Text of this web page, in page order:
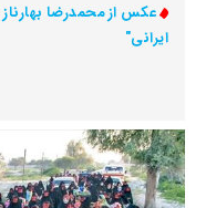
عکس از محمدرضا
ایرانی"